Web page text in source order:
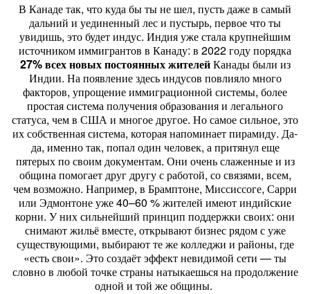
В Канаде так, что куда бы ты не шел, пусть даже в самый
дальний и уединенный лес и пустырь, первое что ты
увидишь, это будет индус. Индия уже стала крупнейшим
источником иммигрантов в Канаду: в 2022 году порядка
27% всех новых постоянных жителейКанады были из
Индии. На появление здесь индусов повлияло много
факторов, упрощение иммиграционной системы, более
простая система получения образования и легального
статуса, чем в США и многое другое. Но самое сильное, это
их собственная система, которая напоминает пирамиду. Да-
да, именно так, попал один человек, а притянул еще
пятерых по своим документам. Они очень слаженные и из
община помогает друг другу с работой, со связями, всем,
чем возможно. Например, в Брамптоне, Миссиссоге, Сарри
или Эдмонтоне уже 40–60 % жителей имеют индийские
корни. У них сильнейший принцип поддержки своих: они
снимают жильё вместе, открывают бизнес рядом с уже
существующими, выбирают те же колледжи и районы, где
«есть свои». Это создаёт эффект невидимой сети — ты
словно в любой точке страны натыкаешься на продолжение
одной и той же общины.